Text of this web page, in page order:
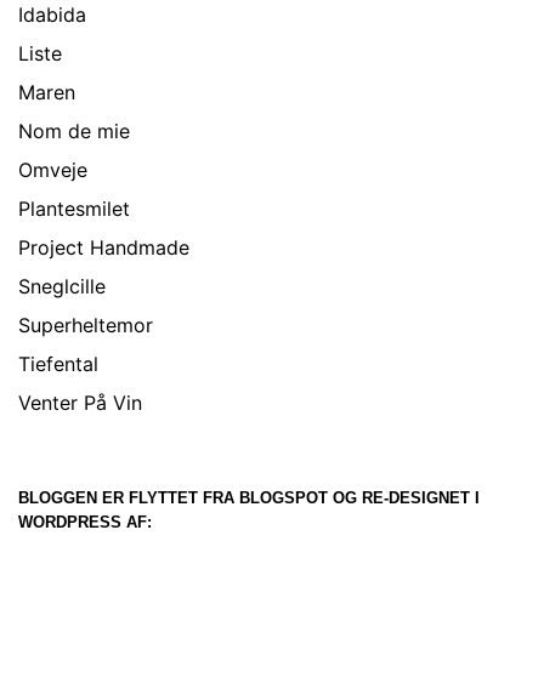
Idabida
Liste
Maren
Nom de mie
Omveje
Plantesmilet
Project Handmade
Sneglcille
Superheltemor
Tiefental
Venter På Vin
BLOGGEN ER FLYTTET FRA BLOGSPOT OG RE-DESIGNET I
WORDPRESS AF: